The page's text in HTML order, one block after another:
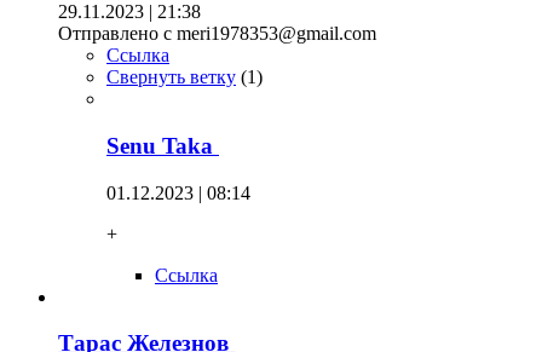
29.11.2023 | 21:38
Отправлено с meri1978353@gmail.com
Ссылка
Свернуть ветку (1)
Senu Taka
01.12.2023 | 08:14
+
Ссылка
Тарас Железнов